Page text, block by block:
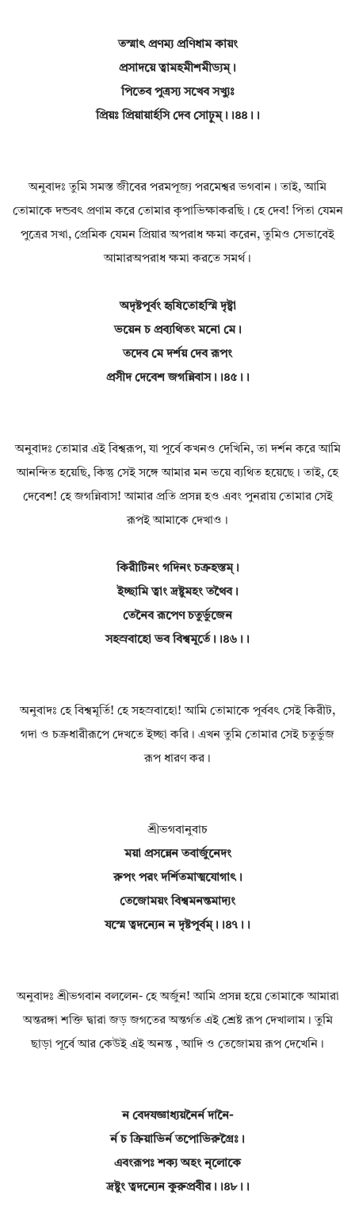
তস্মাৎ প্রণম্য প্রণিধাম কায়ং
প্রসাদয়ে ত্বামহমীশমীড্যম্।
পিতেব পুত্রস্য সখেব সখ্যুঃ
প্রিয়ঃ প্রিয়ায়ার্হসি দেব সোঢ়ুম্।।৪৪।।
অনুবাদঃ তুমি সমস্ত জীবের পরমপূজ্য পরমেশ্বর ভগবান। তাই, আমি
তোমাকে দন্ডবৎ প্রণাম করে তোমার কৃপাভিক্ষাকরছি। হে দেব! পিতা যেমন
পুত্রের সখা, প্রেমিক যেমন প্রিয়ার অপরাধ ক্ষমা করেন, তুমিও সেভাবেই
আমারঅপরাধ ক্ষমা করতে সমর্থ।
অদৃষ্টপূর্বং হৃষিতোহস্মি দৃষ্ট্বা
ভয়েন চ প্রব্যথিতং মনো মে।
তদেব মে দর্শয় দেব রূপং
প্রসীদ দেবেশ জগন্নিবাস।।৪৫।।
অনুবাদঃ তোমার এই বিশ্বরূপ, যা পূর্বে কখনও দেখিনি, তা দর্শন করে আমি
আনন্দিত হয়েছি, কিন্তু সেই সঙ্গে আমার মন ভয়ে ব্যথিত হয়েছে। তাই, হে
দেবেশ! হে জগন্নিবাস! আমার প্রতি প্রসন্ন হও এবং পুনরায় তোমার সেই
রূপই আমাকে দেখাও।
কিরীটিনং গদিনং চক্রহস্তম্।
ইচ্ছামি ত্বাং দ্রষ্টুমহং তথৈব।
তেনৈব রূপেণ চতুর্ভুজেন
সহস্রবাহো ভব বিশ্বমূর্তে।।৪৬।।
অনুবাদঃ হে বিশ্বমূর্তি! হে সহস্রবাহো! আমি তোমাকে পূর্ববৎ সেই কিরীট,
গদা ও চক্রধারীরূপে দেখতে ইচ্ছা করি। এখন তুমি তোমার সেই চতুর্ভুজ
রূপ ধারণ কর।
শ্রীভগবানুবাচ
ময়া প্রসন্নেন তবার্জুনেদং
রুপং পরং দর্শিতমাত্মযোগাৎ।
তেজোময়ং বিশ্বমনন্তমাদ্যং
যস্মে ত্বদন্যেন ন দৃষ্টপূর্বম্।।৪৭।।
অনুবাদঃ শ্রীভগবান বললেন- হে অর্জুন! আমি প্রসন্ন হয়ে তোমাকে আমারা
অন্তরঙ্গা শক্তি দ্বারা জড় জগতের অন্তর্গত এই শ্রেষ্ট রূপ দেখালাম। তুমি
ছাড়া পূর্বে আর কেউই এই অনন্ত , আদি ও তেজোময় রূপ দেখেনি।
ন বেদযজ্ঞাধ্যয়নৈর্ন দানৈ-
র্ন চ ক্রিয়াভির্ন তপোভিরুগ্রৈঃ।
এবংরূপঃ শক্য অহং নৃলোকে
দ্রষ্টুং ত্বদন্যেন কুরুপ্রবীর।।৪৮।।